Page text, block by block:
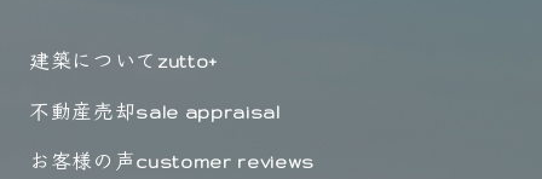
建築について zutto+
不動産売却sale appraisal
お客様の声customer reviews